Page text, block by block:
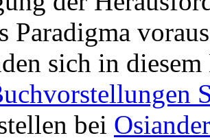
Paradigma
sich in diesem
bei